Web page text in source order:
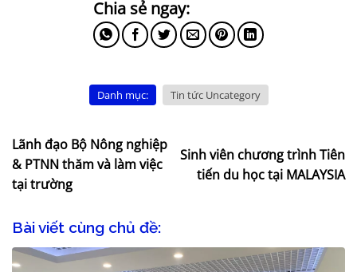
Danh mục: Tin tức Uncategory
Lãnh đạo Bộ Nông nghiệp
& PTNN thăm và làm việc
tại trường
Sinh viên chương trình Tiên
tiến du học tại MALAYSIA
Bài viết cùng chủ đề: